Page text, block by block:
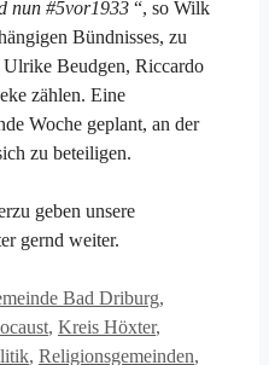
nun #5vor1933 “, so Wilk
Bündnisses, zu
Ulrike Beudgen, Riccardo
zählen. Eine
Woche geplant, an der
zu beteiligen.
geben unsere
gernd weiter.
Bad Driburg,
, Kreis Höxter,
, Religionsgemeinden,